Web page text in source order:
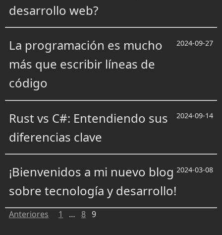
desarrollo web?
La programación es mucho
más que escribir líneas de
código
2024-09-27
Rust vs C#: Entendiendo sus
diferencias clave
2024-09-14
¡Bienvenidos a mi nuevo blog
sobre tecnología y desarrollo!
2024-03-08
Paginación
Anteriores 1 … 8 9